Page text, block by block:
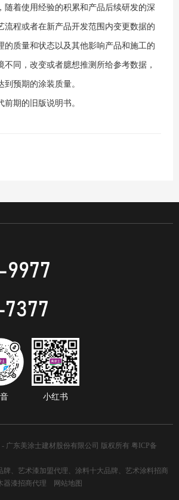
随着使用经验的积累和产品后续研发的深
流程或者在新产品开发范围内变更数据的
的质量和状态以及其他影响产品和施工的
不同，改变或者臆想推测所给参考数据，
预期的涂装质量。
期的旧版说明书。
小红书
广东美涂士建材股份有限公司 版权所有 粤ICP备
牌、艺术漆加盟代理、涂料十大品牌、艺术涂料招商
器漆招商代理
网站地图